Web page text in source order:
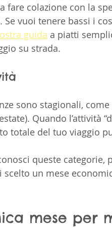
fare colazione con la
Se vuoi tenere bassi i
guida a piatti
su strada.
sono stagionali,
Quando l’attività
totale del tuo viaggio
queste
scelto un mese
mese per